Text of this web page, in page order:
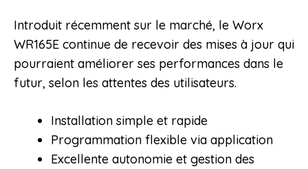
Introduit récemment sur le marché, le Worx
WR165E continue de recevoir des mises à jour qui
pourraient améliorer ses performances dans le
futur, selon les attentes des utilisateurs.
Installation simple et rapide
Programmation flexible via application
Excellente autonomie et gestion des